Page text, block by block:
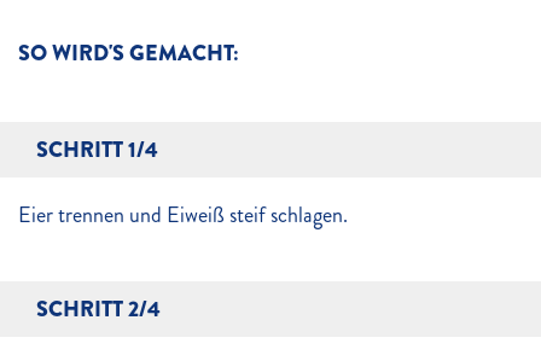
SO WIRD'S GEMACHT:
SCHRITT 1/4
Eier trennen und Eiweiß steif schlagen.
SCHRITT 2/4